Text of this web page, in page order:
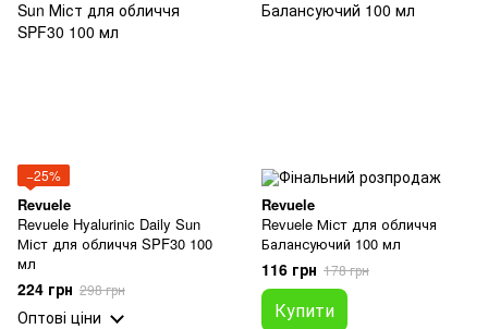
−25%
Revuele
Revuele Hyalurinic Daily Sun
Міст для обличчя SPF30 100
мл
224 грн 298 грн
Оптові ціни
Revuele
Revuele Міст для обличчя
Балансуючий 100 мл
116 грн 178 грн
Купити